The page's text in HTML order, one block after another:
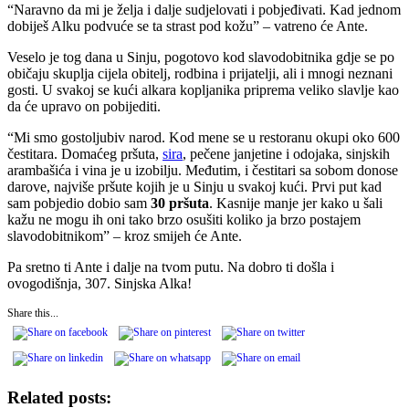
“Naravno da mi je želja i dalje sudjelovati i pobjeđivati. Kad jednom
dobiješ Alku podvuće se ta strast pod kožu” – vatreno će Ante.
Veselo je tog dana u Sinju, pogotovo kod slavodobitnika gdje se po
običaju skuplja cijela obitelj, rodbina i prijatelji, ali i mnogi neznani
gosti. U svakoj se kući alkara kopljanika priprema veliko slavlje kao
da će upravo on pobijediti.
“Mi smo gostoljubiv narod. Kod mene se u restoranu okupi oko 600
čestitara. Domaćeg pršuta, sira, pečene janjetine i odojaka, sinjskih
arambašića i vina je u izobilju. Međutim, i čestitari sa sobom donose
darove, najviše pršute kojih je u Sinju u svakoj kući. Prvi put kad
sam pobjedio dobio sam 30 pršuta. Kasnije manje jer kako u šali
kažu ne mogu ih oni tako brzo osušiti koliko ja brzo postajem
slavodobitnikom” – kroz smijeh će Ante.
Pa sretno ti Ante i dalje na tvom putu. Na dobro ti došla i
ovogodišnja, 307. Sinjska Alka!
Share this...
Related posts: